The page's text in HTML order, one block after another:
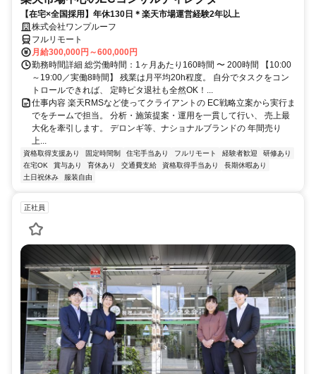
【在宅×全国採用】年休130日＊楽天市場運営経験2年以上
株式会社ワンプルーフ
フルリモート
月給300,000円～600,000円
勤務時間詳細 総労働時間：1ヶ月あたり160時間 〜 200時間 【10:00
～19:00／実働8時間】 残業は月平均20h程度。 自分でタスクをコン
トロールできれば、 定時ピタ退社も全然OK！...
仕事内容 楽天RMSなど使ってクライアントの EC戦略立案から実行ま
でをチームで担当。 分析・施策提案・運用を一貫して行い、 売上最
大化を牽引します。 デロンギ等、ナショナルブランドの 年間売り
上...
資格取得支援あり 固定時間制 住宅手当あり フルリモート 経験者歓迎
研修あり
在宅OK
賞与あり 育休あり 交通費支給 資格取得手当あり
長期休暇あり
土日祝休み
服装自由
正社員